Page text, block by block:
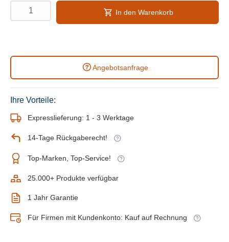
In den Warenkorb
Angebotsanfrage
Ihre Vorteile:
Expresslieferung: 1 - 3 Werktage
14-Tage Rückgaberecht!
Top-Marken, Top-Service!
25.000+ Produkte verfügbar
1 Jahr Garantie
Für Firmen mit Kundenkonto: Kauf auf Rechnung